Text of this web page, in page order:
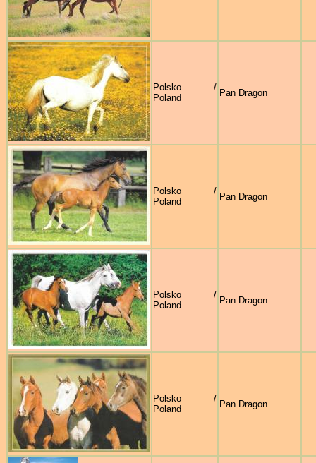
Polsko /
Poland
Pan Dragon
Polsko /
Poland
Pan Dragon
Polsko /
Poland
Pan Dragon
Polsko /
Poland
Pan Dragon